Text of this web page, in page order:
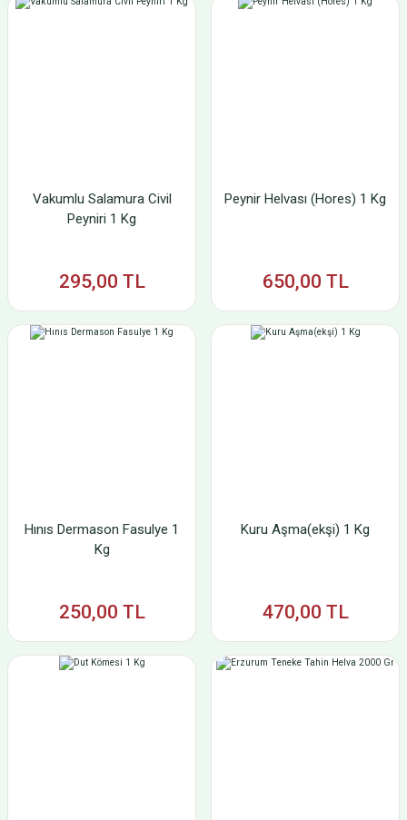
Vakumlu Salamura Civil
Peyniri 1 Kg
295,00 TL
Peynir Helvası (Hores) 1 Kg
650,00 TL
Hınıs Dermason Fasulye 1
Kg
250,00 TL
Kuru Aşma(ekşi) 1 Kg
470,00 TL